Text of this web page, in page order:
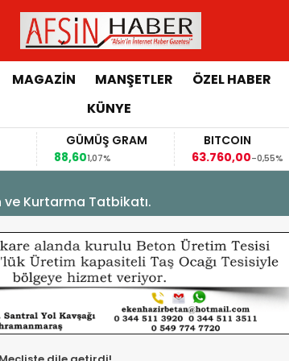
MAGAZİN MANŞETLER ÖZEL HABER
KÜNYE
GÜMÜŞ GRAM
88,601,07%
BITCOIN
63.760,00-0,55%
Kurtarma Tatbikatı.